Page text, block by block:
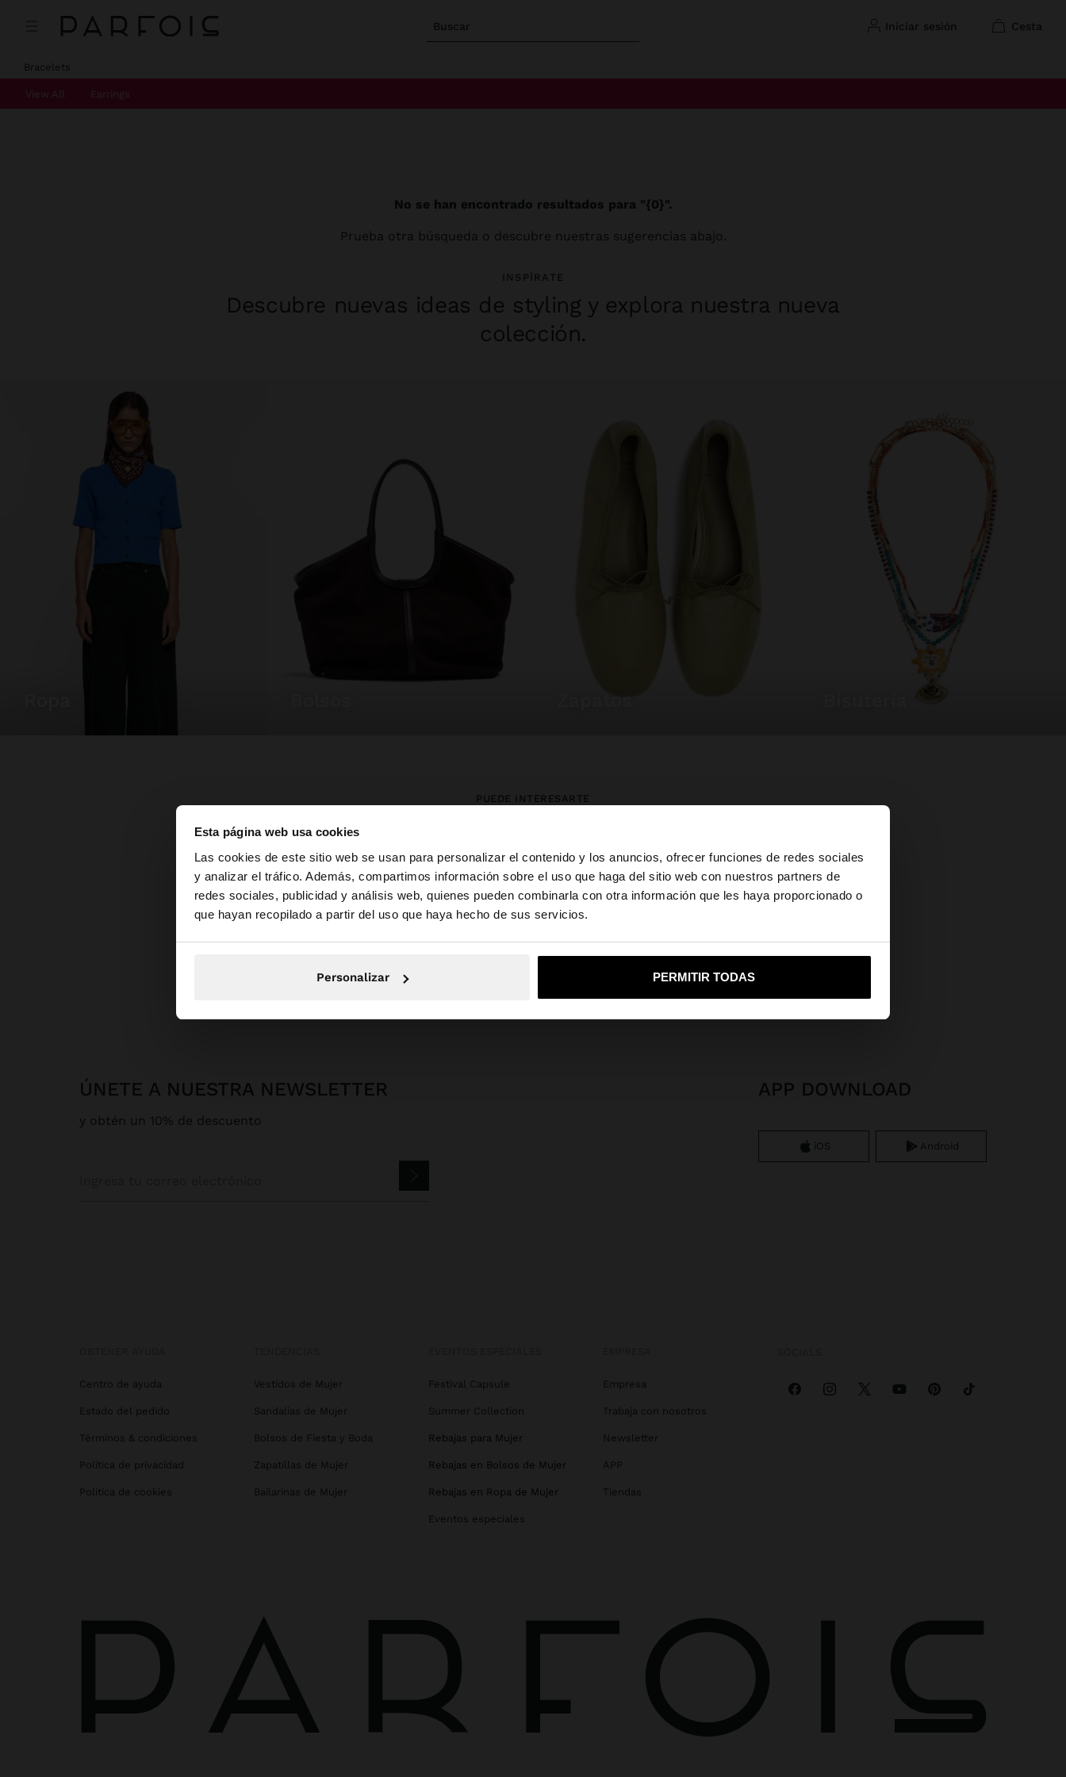
Esta página web usa cookies
Las cookies de este sitio web se usan para personalizar el contenido y los anuncios, ofrecer funciones de redes sociales
y analizar el tráfico. Además, compartimos información sobre el uso que haga del sitio web con nuestros partners de
redes sociales, publicidad y análisis web, quienes pueden combinarla con otra información que les haya proporcionado o
que hayan recopilado a partir del uso que haya hecho de sus servicios.
Personalizar PERMITIR TODAS
Buscar iniciar sesión cesta
hola ×
Estás accediendo a la web de España. ¿Quieres ir a la web de United States?
No, continuar en la web de España Sí, llévame a United States
Bracelets
View All Earrings
No se han encontrado resultados para "{0}".
Prueba otra búsqueda o descubre nuestras sugerencias abajo.
INSPÍRATE
Descubre nuevas ideas de styling y explora nuestra nueva
colección.
PUEDE INTERESARTE
Bisutería
Zapatos
Carteras
Relojes
Personalizables Accesorios
ÚNETE A NUESTRA NEWSLETTER
y obtén un 10% de descuento
APP DOWNLOAD
iOS Android
Centro de ayuda
Estado del pedido
Términos & condiciones
Política de privacidad
Política de cookies
Vestidos de Mujer
Sandalias de Mujer
Bolsos de Fiesta y Boda
Zapatillas de Mujer
Bailarinas de Mujer
Festival Capsule
Summer Collection
Rebajas para Mujer
Rebajas en Bolsos de Mujer
Rebajas en Ropa de Mujer
Eventos especiales
Empresa
Trabaja con nosotros
Newsletter
APP
Tiendas